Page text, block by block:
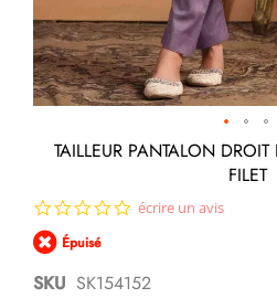
Passer
de
la
Galerie
d’images
TAILLEUR PANTALON
FILET
0.0
écrire un avis
Épuisé
SKU SK154152